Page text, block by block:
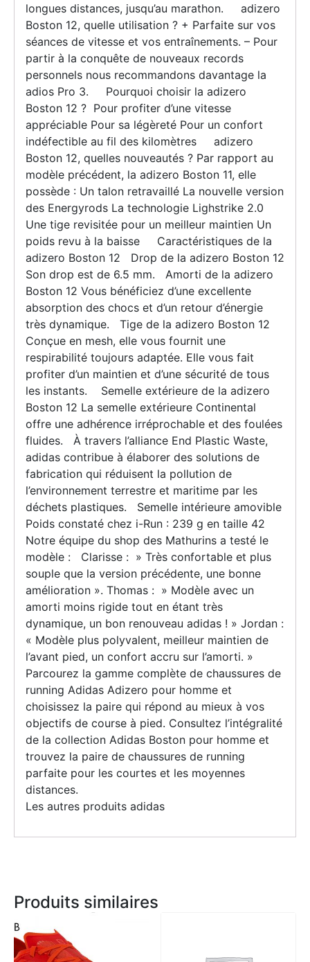
longues distances, jusqu’au marathon. adizero
Boston 12, quelle utilisation ? + Parfaite sur vos
séances de vitesse et vos entraînements. – Pour
partir à la conquête de nouveaux records
personnels nous recommandons davantage la
adios Pro 3. Pourquoi choisir la adizero
Boston 12 ? Pour profiter d’une vitesse
appréciable Pour sa légèreté Pour un confort
indéfectible au fil des kilomètres adizero
Boston 12, quelles nouveautés ? Par rapport au
modèle précédent, la adizero Boston 11, elle
possède : Un talon retravaillé La nouvelle version
des Energyrods La technologie Lighstrike 2.0
Une tige revisitée pour un meilleur maintien Un
poids revu à la baisse Caractéristiques de la
adizero Boston 12 Drop de la adizero Boston 12
Son drop est de 6.5 mm. Amorti de la adizero
Boston 12 Vous bénéficiez d’une excellente
absorption des chocs et d’un retour d’énergie
très dynamique. Tige de la adizero Boston 12
Conçue en mesh, elle vous fournit une
respirabilité toujours adaptée. Elle vous fait
profiter d’un maintien et d’une sécurité de tous
les instants. Semelle extérieure de la adizero
Boston 12 La semelle extérieure Continental
offre une adhérence irréprochable et des foulées
fluides. À travers l’alliance End Plastic Waste,
adidas contribue à élaborer des solutions de
fabrication qui réduisent la pollution de
l’environnement terrestre et maritime par les
déchets plastiques. Semelle intérieure amovible
Poids constaté chez i-Run : 239 g en taille 42
Notre équipe du shop des Mathurins a testé le
modèle : Clarisse : » Très confortable et plus
souple que la version précédente, une bonne
amélioration ». Thomas : » Modèle avec un
amorti moins rigide tout en étant très
dynamique, un bon renouveau adidas ! » Jordan :
« Modèle plus polyvalent, meilleur maintien de
l’avant pied, un confort accru sur l’amorti. »
Parcourez la gamme complète de chaussures de
running Adidas Adizero pour homme et
choisissez la paire qui répond au mieux à vos
objectifs de course à pied. Consultez l’intégralité
de la collection Adidas Boston pour homme et
trouvez la paire de chaussures de running
parfaite pour les courtes et les moyennes
distances.
Les autres produits adidas
Produits similaires